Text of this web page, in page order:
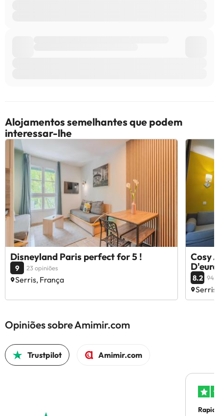
Alojamentos semelhantes que podem
interessar-lhe
Disneyland Paris perfect for 5 !
9 23 opiniões
Serris, França
Cosy
8.2 94
Opiniões sobre Amimir.com
Trustpilot Amimir.com